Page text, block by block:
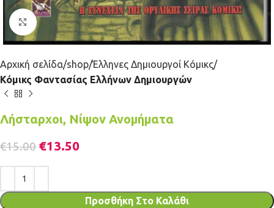
Κλικ για μεγέθυνση
Αρχική σελίδα shop Έλληνες Δημιουργοί Κόμικς
Κόμικς Φαντασίας Ελλήνων Δημιουργών
Λήσταρχοι, Νίψον Ανομήματα
€15.00 €13.50
Προσθήκη Στο Καλάθι